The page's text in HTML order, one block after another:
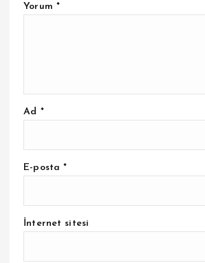
Yorum *
Ad *
E-posta*
İnternet sitesi